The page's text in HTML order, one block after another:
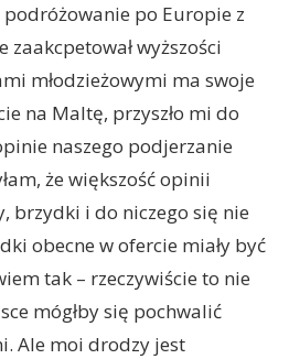
po Europie z
wyższości
młodzieżowymi ma swoje
na Maltę, przyszło mi do
naszego podjerzanie
że większość opinii
brzydki i do niczego się nie
obecne w ofercie miały być
tak – rzeczywiście to nie
mógłby się pochwalić
Ale moi drodzy jest